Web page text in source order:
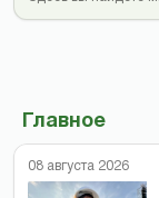
Главное
08 августа 2026